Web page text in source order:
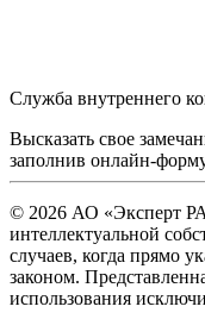
Служба внутреннего
Высказать свое
заполнив онлайн-
© 2026 АО «Эксперт
интеллектуальной
случаев, когда прямо
законом.
использования